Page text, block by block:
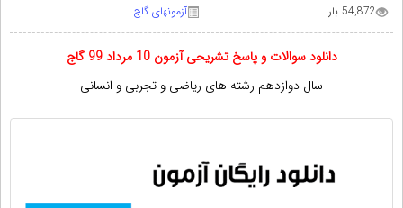
54,872 بار آزمونهای گاج
دانلود سوالات و پاسخ تشریحی آزمون 10 مرداد
99 گاج
سال دوازدهم رشته های ریاضی و تجربی و انسانی